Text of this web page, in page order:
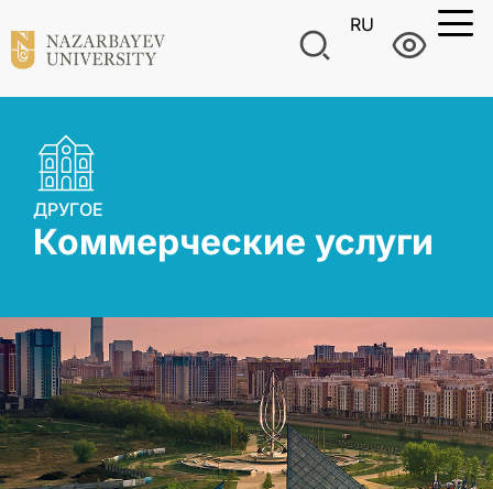
RU
ДРУГОЕ
Коммерческие услуги